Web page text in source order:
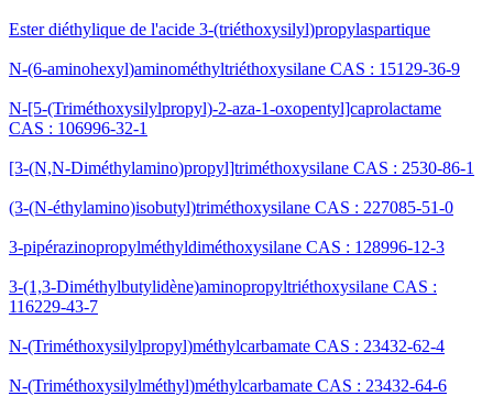
Ester diéthylique de l'acide 3-(triéthoxysilyl)propylaspartique
N-(6-aminohexyl)aminométhyltriéthoxysilane CAS : 15129-36-9
N-[5-(Triméthoxysilylpropyl)-2-aza-1-oxopentyl]caprolactame
CAS : 106996-32-1
[3-(N,N-Diméthylamino)propyl]triméthoxysilane CAS : 2530-86-1
(3-(N-éthylamino)isobutyl)triméthoxysilane CAS : 227085-51-0
3-pipérazinopropylméthyldiméthoxysilane CAS : 128996-12-3
3-(1,3-Diméthylbutylidène)aminopropyltriéthoxysilane CAS :
116229-43-7
N-(Triméthoxysilylpropyl)méthylcarbamate CAS : 23432-62-4
N-(Triméthoxysilylméthyl)méthylcarbamate CAS : 23432-64-6